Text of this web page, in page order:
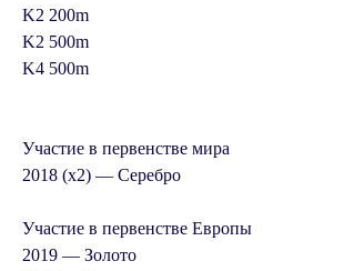
K2 200m
K2 500m
K4 500m
Участие в первенстве мира
2018 (х2) — Серебро
Участие в первенстве Европы
2019 — Золото